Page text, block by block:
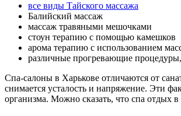
все виды Тайского массажа
Балийский массаж
массаж травяными мешочками
стоун терапию с помощью камешков
арома терапию с использованием
различные прогревающие
Спа-салоны в Харькове отличаются от
снимается усталость и напряжение. Эти
организма. Можно сказать, что спа отдых